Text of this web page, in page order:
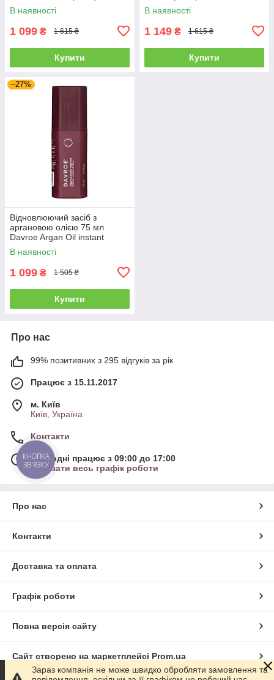
В наявності
1 099 ₴ 1 615 ₴
Купити
В наявності
1 149 ₴ 1 615 ₴
Купити
–27%
Відновлюючий засіб з
аргановою олією 75 мл
Davroe Argan Oil instant
treatment (3576)
В наявності
1 099 ₴ 1 505 ₴
Купити
Про нас
99% позитивних з 295 відгуків за рік
Працює з 15.11.2017
м. Київ
Київ, Україна
Контакти
Сьогодні працює з 09:00 до 17:00
Показати весь графік роботи
Про нас
Контакти
Доставка та оплата
Графік роботи
Повна версія сайту
Сайт створено на маркетплейсі Prom.ua
Зараз компанія не може швидко обробляти замовлення та
КНОПКА
ЗВ'ЯЗКУ